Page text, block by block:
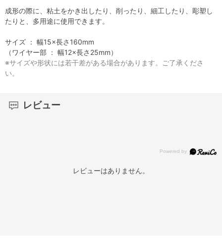
成形の際に、粘土をかき出したり、削ったり、細工したり、彫塑し
たりと、多用途に使用できます。
サイズ ： 幅15×長さ160mm
（ワイヤー部 ： 幅12×長さ25mm）
※サイズや形状には若干差がある場合があります。ご了承くださ
い。
レビュー
レビューはありません。